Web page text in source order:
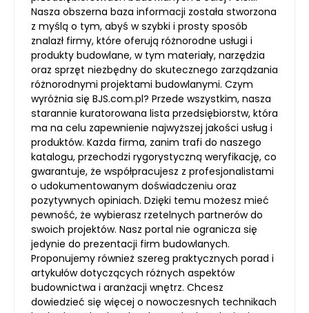
Nasza obszerna baza informacji została stworzona
z myślą o tym, abyś w szybki i prosty sposób
znalazł firmy, które oferują różnorodne usługi i
produkty budowlane, w tym materiały, narzędzia
oraz sprzęt niezbędny do skutecznego zarządzania
różnorodnymi projektami budowlanymi. Czym
wyróżnia się BJS.com.pl? Przede wszystkim, nasza
starannie kuratorowana lista przedsiębiorstw, która
ma na celu zapewnienie najwyższej jakości usług i
produktów. Każda firma, zanim trafi do naszego
katalogu, przechodzi rygorystyczną weryfikację, co
gwarantuje, że współpracujesz z profesjonalistami
o udokumentowanym doświadczeniu oraz
pozytywnych opiniach. Dzięki temu możesz mieć
pewność, że wybierasz rzetelnych partnerów do
swoich projektów. Nasz portal nie ogranicza się
jedynie do prezentacji firm budowlanych.
Proponujemy również szereg praktycznych porad i
artykułów dotyczących różnych aspektów
budownictwa i aranżacji wnętrz. Chcesz
dowiedzieć się więcej o nowoczesnych technikach